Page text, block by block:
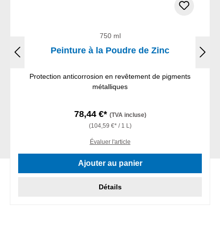
750 ml
Peinture à la Poudre de Zinc
Protection anticorrosion en revêtement de pigments
métalliques
78,44 €* (TVA incluse)
(104,59 €* / 1 L)
Évaluer l'article
Ajouter au panier
Détails